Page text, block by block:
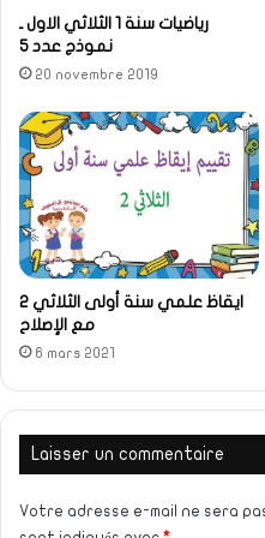
رياضيات سنة 1 الثلاثي الاول ـ
نموذج عدد 5
20 novembre 2019
ايقاظ علمي سنة أولى الثلاثي 2
مع الإصلاح
6 mars 2021
Laisser un commentaire
Votre adresse e-mail ne sera